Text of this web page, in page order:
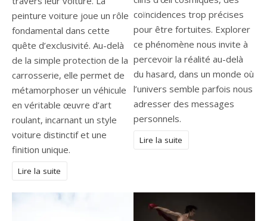
peinture voiture joue un rôle
fondamental dans cette
quête d’exclusivité. Au-delà
de la simple protection de la
carrosserie, elle permet de
métamorphoser un véhicule
en véritable œuvre d’art
roulant, incarnant un style
voiture distinctif et une
finition unique.
Lire la suite
coïncidences trop précises
pour être fortuites. Explorer
ce phénomène nous invite à
percevoir la réalité au-delà
du hasard, dans un monde où
l’univers semble parfois nous
adresser des messages
personnels.
Lire la suite